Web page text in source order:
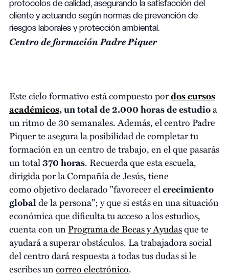
protocolos de calidad, asegurando la satisfacción del
cliente y actuando según normas de prevención de
riesgos laborales y protección ambiental.
Centro de formación Padre Piquer
Este ciclo formativo está compuesto pordos cursos
académicos, un total de2.000 horas de estudioa
un ritmo de 30 semanales. Además, el centro Padre
Piquer te asegura la posibilidad de completar tu
formación en un centro de trabajo, en el que pasarás
un total370 horas. Recuerda que esta escuela,
dirigida por la Compañía de Jesús, tiene
como objetivo declarado "favorecer elcrecimiento
globalde la persona"; y que si estás en una situación
económica que dificulta tu acceso a los estudios,
cuenta con unPrograma de Becas y Ayudasque te
ayudará a superar obstáculos. La trabajadora social
del centro dará respuesta a todas tus dudas si le
escribes uncorreo electrónico.